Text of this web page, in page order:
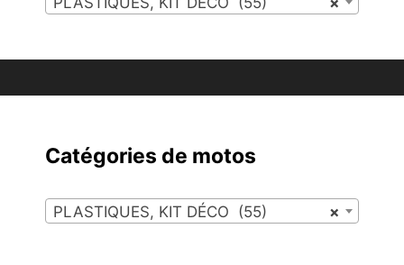
Catégories de motos
×
PLASTIQUES, KIT DÉCO (55)